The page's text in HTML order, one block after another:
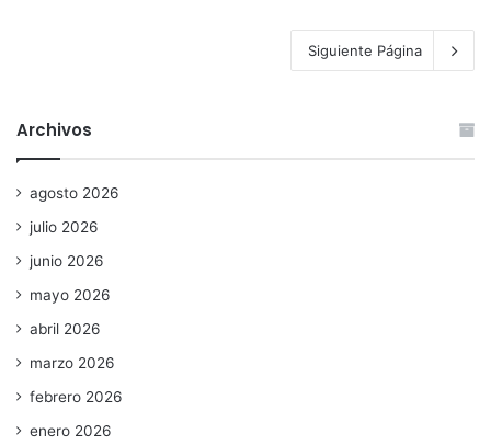
Siguiente Página
Archivos
agosto 2026
julio 2026
junio 2026
mayo 2026
abril 2026
marzo 2026
febrero 2026
enero 2026